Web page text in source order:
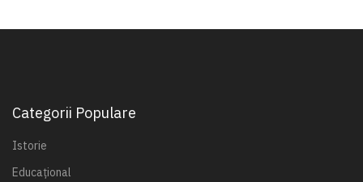
Categorii Populare
Istorie
Educațional